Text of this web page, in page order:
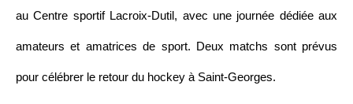
au Centre sportif Lacroix-Dutil, avec une journée dédiée aux
amateurs et amatrices de sport. Deux matchs sont prévus
pour célébrer le retour du hockey à Saint-Georges.